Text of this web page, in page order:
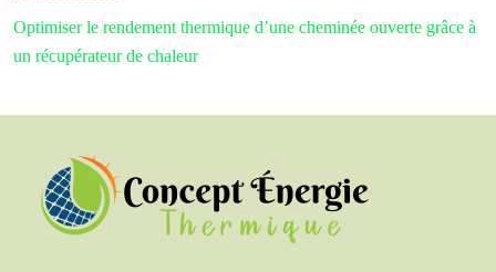
Optimiser le rendement thermique d’une cheminée ouverte grâce à
un récupérateur de chaleur